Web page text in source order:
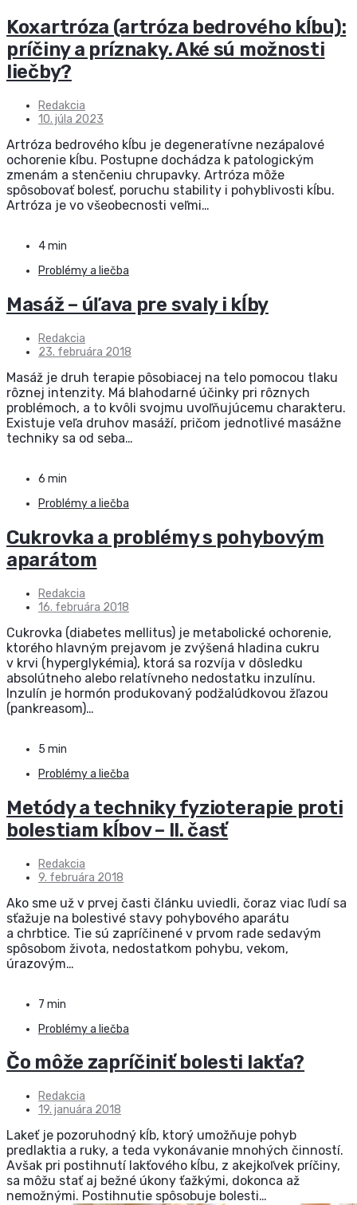
Koxartróza (artróza bedrového kĺbu):
príčiny a príznaky. Aké sú možnosti
liečby?
Redakcia
10. júla 2023
Artróza bedrového kĺbu je degeneratívne nezápalové
ochorenie kĺbu. Postupne dochádza k patologickým
zmenám a stenčeniu chrupavky. Artróza môže
spôsobovať bolesť, poruchu stability i pohyblivosti kĺbu.
Artróza je vo všeobecnosti veľmi…
4 min
Problémy a liečba
Masáž – úľava pre svaly i kĺby
Redakcia
23. februára 2018
Masáž je druh terapie pôsobiacej na telo pomocou tlaku
rôznej intenzity. Má blahodarné účinky pri rôznych
problémoch, a to kvôli svojmu uvoľňujúcemu charakteru.
Existuje veľa druhov masáží, pričom jednotlivé masážne
techniky sa od seba…
6 min
Problémy a liečba
Cukrovka a problémy s pohybovým
aparátom
Redakcia
16. februára 2018
Cukrovka (diabetes mellitus) je metabolické ochorenie,
ktorého hlavným prejavom je zvýšená hladina cukru
v krvi (hyperglykémia), ktorá sa rozvíja v dôsledku
absolútneho alebo relatívneho nedostatku inzulínu.
Inzulín je hormón produkovaný podžalúdkovou žľazou
(pankreasom)…
5 min
Problémy a liečba
Metódy a techniky fyzioterapie proti
bolestiam kĺbov – II. časť
Redakcia
9. februára 2018
Ako sme už v prvej časti článku uviedli, čoraz viac ľudí sa
sťažuje na bolestivé stavy pohybového aparátu
a chrbtice. Tie sú zapríčinené v prvom rade sedavým
spôsobom života, nedostatkom pohybu, vekom,
úrazovým…
7 min
Problémy a liečba
Čo môže zapríčiniť bolesti lakťa?
Redakcia
19. januára 2018
Lakeť je pozoruhodný kĺb, ktorý umožňuje pohyb
predlaktia a ruky, a teda vykonávanie mnohých činností.
Avšak pri postihnutí lakťového kĺbu, z akejkoľvek príčiny,
sa môžu stať aj bežné úkony ťažkými, dokonca až
nemožnými. Postihnutie spôsobuje bolesti…